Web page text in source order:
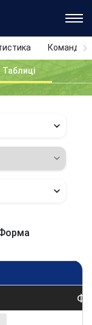
Команди
Таблиці